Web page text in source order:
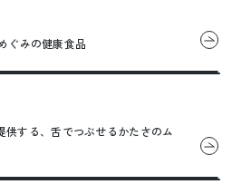
ぐみの健康食品
する、舌でつぶせるかたさのム